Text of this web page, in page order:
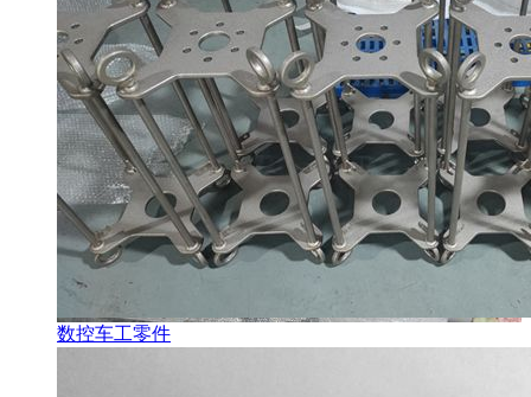
数控车工零件